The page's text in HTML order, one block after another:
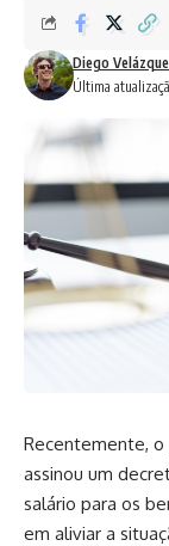
Última
Diego
Recentemente, o
assinou um
salário para os
em aliviar a